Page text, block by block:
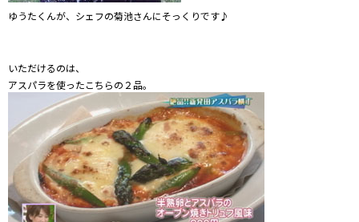
ゆうたくんが、シェフの菊池さんにそっくりです♪
いただけるのは、
アスパラを使ったこちらの２品。